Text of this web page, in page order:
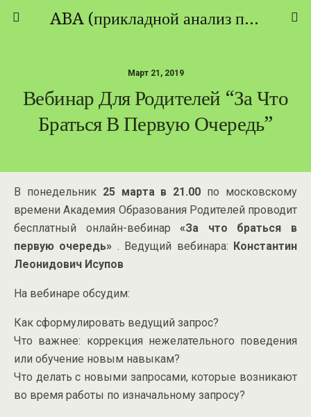
ABA (прикладной анализ поведения) - ТЕОРИЯ И ПРАКТИКА
Март 21, 2019
Вебинар Для Родителей “За Что
Браться В Первую Очередь”
В понедельник 25 марта в 21.00 по московскому
времени Академия Образования Родителей проводит
бесплатный онлайн-вебинар«За что браться в
первую очередь» . Ведущий вебинара: Константин
Леонидович Исупов
На вебинаре обсудим:
Как сформулировать ведущий запрос?
Что важнее: коррекция нежелательного поведения
или обучение новым навыкам?
Что делать с новыми запросами, которые возникают
во время работы по изначальному запросу?